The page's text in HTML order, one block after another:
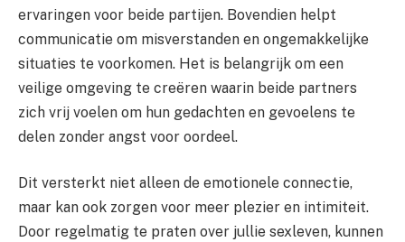
ervaringen voor beide partijen. Bovendien helpt
communicatie om misverstanden en ongemakkelijke
situaties te voorkomen. Het is belangrijk om een
veilige omgeving te creëren waarin beide partners
zich vrij voelen om hun gedachten en gevoelens te
delen zonder angst voor oordeel.
Dit versterkt niet alleen de emotionele connectie,
maar kan ook zorgen voor meer plezier en intimiteit.
Door regelmatig te praten over jullie sexleven, kunnen